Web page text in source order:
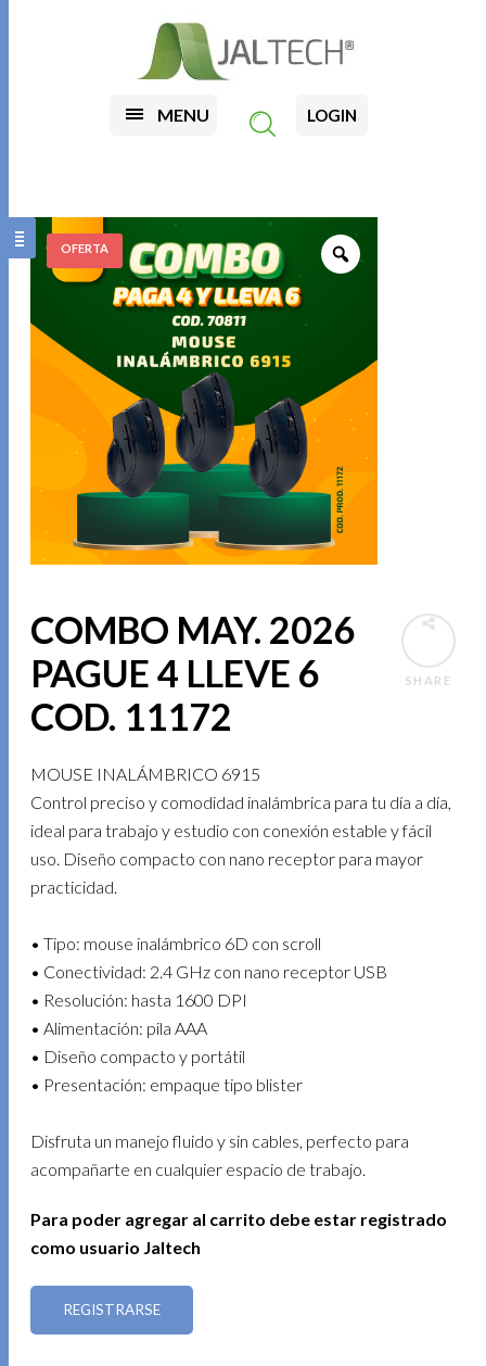
MENU LOGIN
SHARE
COMBO MAY. 2026
PAGUE 4 LLEVE 6
COD. 11172
MOUSE INALÁMBRICO 6915
Control preciso y comodidad inalámbrica para tu día a día,
ideal para trabajo y estudio con conexión estable y fácil
uso. Diseño compacto con nano receptor para mayor
practicidad.
• Tipo: mouse inalámbrico 6D con scroll
• Conectividad: 2.4 GHz con nano receptor USB
• Resolución: hasta 1600 DPI
• Alimentación: pila AAA
• Diseño compacto y portátil
• Presentación: empaque tipo blister
Disfruta un manejo fluido y sin cables, perfecto para
acompañarte en cualquier espacio de trabajo.
Para poder agregar al carrito debe estar registrado
como usuario Jaltech
REGISTRARSE